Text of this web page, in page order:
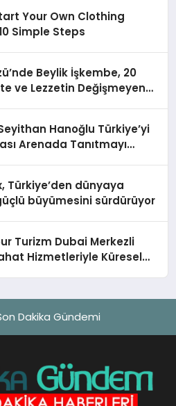
Your Own Clothing
Simple Steps
Beylik İşkembe, 20
ve Lezzetin Değişmeyen
Hanoğlu Türkiye’yi
Arenada Tanıtmayı
Türkiye’den dünyaya
büyümesini sürdürüyor
Turizm Dubai Merkezli
Hizmetleriyle Küresel
Dakika Gündemi